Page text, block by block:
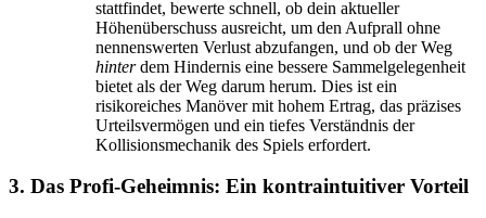
stattfindet, bewerte schnell, ob dein aktueller
Höhenüberschuss ausreicht, um den Aufprall ohne
nennenswerten Verlust abzufangen, und ob der Weg
hinterdem Hindernis eine bessere Sammelgelegenheit
bietet als der Weg darum herum. Dies ist ein
risikoreiches Manöver mit hohem Ertrag, das präzises
Urteilsvermögen und ein tiefes Verständnis der
Kollisionsmechanik des Spiels erfordert.
3. Das Profi-Geheimnis: Ein kontraintuitiver Vorteil